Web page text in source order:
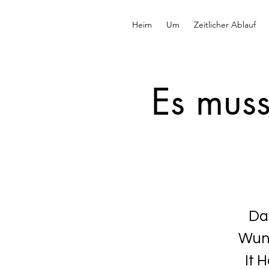
Heim Um Zeitlicher Ablauf
Es
It